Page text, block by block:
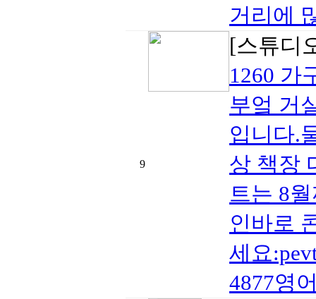
거리에
9
[스튜디
1260 가
부엌 거
입니다.
상 책장
트는 8
인바로
세요
4877영